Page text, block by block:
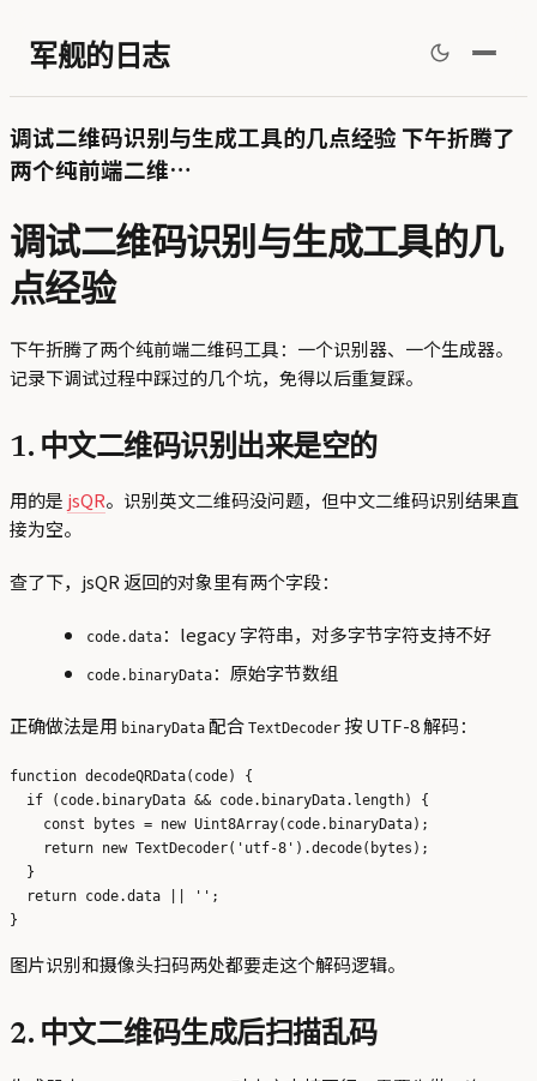
军舰的日志
调试二维码识别与生成工具的几点经验 下午折腾了
两个纯前端二维…
调试二维码识别与生成工具的几
点经验
下午折腾了两个纯前端二维码工具：一个识别器、一个生成器。
记录下调试过程中踩过的几个坑，免得以后重复踩。
1. 中文二维码识别出来是空的
用的是 jsQR。识别英文二维码没问题，但中文二维码识别结果直
接为空。
查了下，jsQR 返回的对象里有两个字段：
code.data ：legacy 字符串，对多字节字符支持不好
code.binaryData ：原始字节数组
正确做法是用 binaryData 配合 TextDecoder 按 UTF-8 解码：
function decodeQRData(code) {
  if (code.binaryData && code.binaryData.length) {
    const bytes = new Uint8Array(code.binaryData);
    return new TextDecoder('utf-8').decode(bytes);
  }
  return code.data || '';
图片识别和摄像头扫码两处都要走这个解码逻辑。
2. 中文二维码生成后扫描乱码